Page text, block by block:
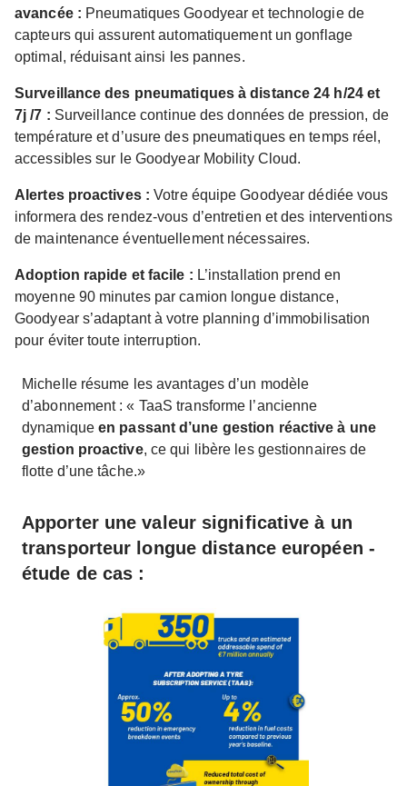
avancée : Pneumatiques Goodyear et technologie de
capteurs qui assurent automatiquement un gonflage
optimal, réduisant ainsi les pannes.
Surveillance des pneumatiques à distance 24 h/24 et
7j /7 : Surveillance continue des données de pression, de
température et d’usure des pneumatiques en temps réel,
accessibles sur le Goodyear Mobility Cloud.
Alertes proactives : Votre équipe Goodyear dédiée vous
informera des rendez-vous d’entretien et des interventions
de maintenance éventuellement nécessaires.
Adoption rapide et facile : L’installation prend en
moyenne 90 minutes par camion longue distance,
Goodyear s’adaptant à votre planning d’immobilisation
pour éviter toute interruption.
Michelle résume les avantages d’un modèle
d’abonnement : « TaaS transforme l’ancienne
dynamique en passant d’une gestion réactive à une
gestion proactive, ce qui libère les gestionnaires de
flotte d’une tâche.»
Apporter une valeur significative à un
transporteur longue distance européen -
étude de cas :